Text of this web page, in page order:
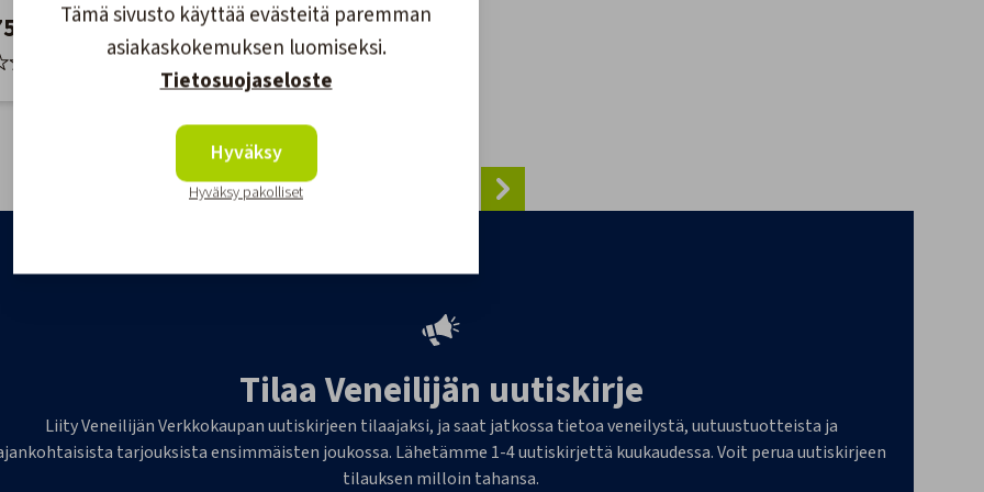
€
Hallintalaite – 14-
napainen, 15 jalkaa
583,84 €
Tilaa Veneilijän uutiskirje
Liity Veneilijän Verkkokaupan uutiskirjeen tilaajaksi, ja saat jatkossa tietoa veneilystä, uutuustuotteista ja
tarjouksista ensimmäisten joukossa. Lähetämme 1-4 uutiskirjettä kuukaudessa. Voit perua uutiskirjeen
tilauksen milloin tahansa.
Tämä sivusto käyttää evästeitä paremman
asiakaskokemuksen luomiseksi.
Tietosuojaseloste
Hyväksy
Hyväksy pakolliset